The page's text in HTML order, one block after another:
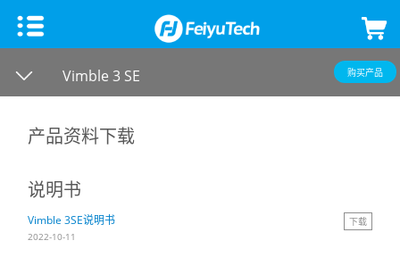
手机稳定器
飞宇蝎子Mini 3手机版
飞宇蝎子-Mini P
微单单反稳定器
飞宇蝎子3
Feiyu Pocket 3
飞宇无人机
Vimble 3 SE 购买产品
产品资料下载
说明书
Vimble 3SE说明书
下载
2022-10-11